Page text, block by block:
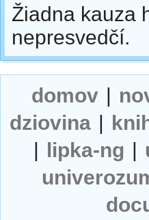
Žiadna kauza
nepresvedčí.
domov |
dziovina |
| lipka-ng |